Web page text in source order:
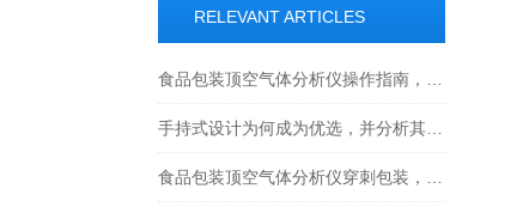
RELEVANT ARTICLES